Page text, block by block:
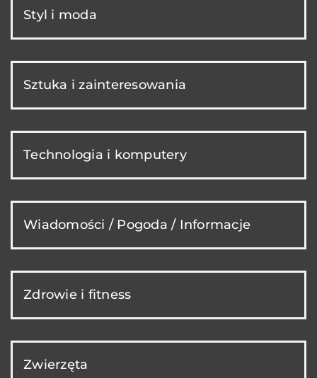
Styl i moda
Sztuka i zainteresowania
Technologia i komputery
Wiadomości / Pogoda / Informacje
Zdrowie i fitness
Zwierzęta